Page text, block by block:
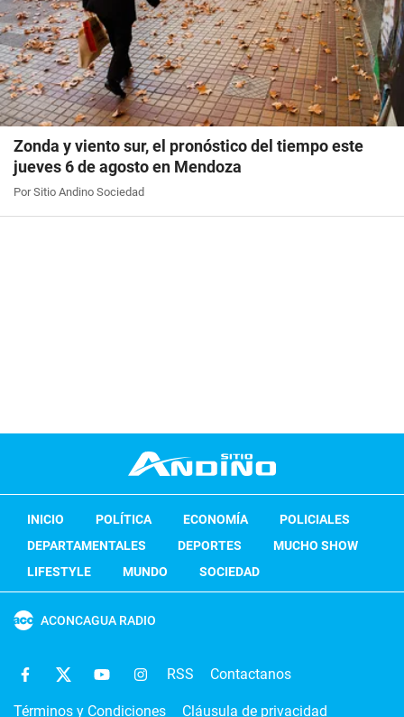
Zonda y viento sur, el pronóstico del tiempo este
jueves 6 de agosto en Mendoza
Por Sitio Andino Sociedad
INICIO POLÍTICA ECONOMÍA
POLICIALES
DEPARTAMENTALES
DEPORTES
MUCHO SHOW
LIFESTYLE
MUNDO SOCIEDAD
ACONCAGUA RADIO
RSS Contactanos
Términos y Condiciones Cláusula de privacidad